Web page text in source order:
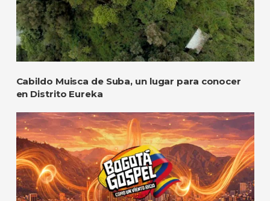
Cabildo Muisca de Suba, un lugar para conocer
en Distrito Eureka